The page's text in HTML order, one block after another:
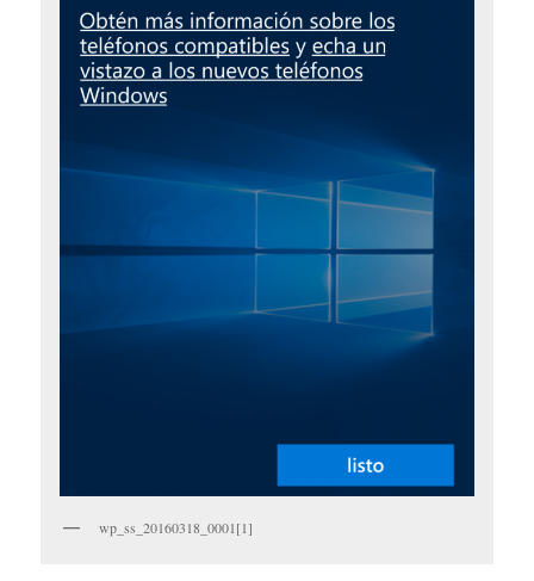
wp_ss_20160318_0001[1]